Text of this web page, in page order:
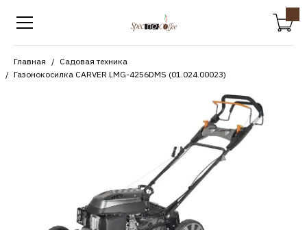
Главная
Садовая техника
Газонокосилка CARVER LMG-4256DMS (01.024.00023)